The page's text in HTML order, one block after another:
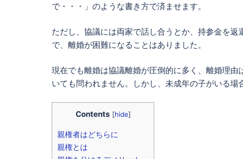
で・・・」のような書き方で済ませます。
ただし、協議には両家で話し合うとか、持参金を返
で、離婚が困難になることはありました。
現在でも離婚は協議離婚が圧倒的に多く、離婚理
いても問われません。しかし、未成年の子がいる場
Contents [hide]
親権者はどちらに
親権とは